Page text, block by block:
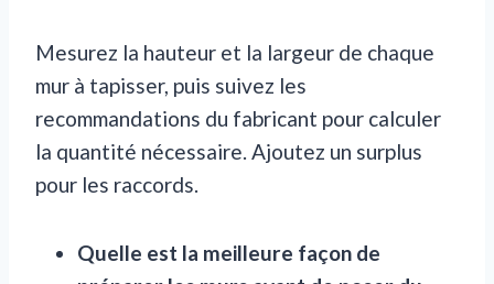
Mesurez la hauteur et la largeur de chaque
mur à tapisser, puis suivez les
recommandations du fabricant pour calculer
la quantité nécessaire. Ajoutez un surplus
pour les raccords.
Quelle est la meilleure façon de